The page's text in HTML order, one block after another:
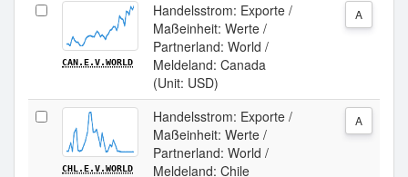
CAN.E.V.WORLD
Handelsstrom: Exporte /
Maßeinheit: Werte /
Partnerland: World /
Meldeland: Canada
(Unit: USD)
A
CHL.E.V.WORLD
Handelsstrom: Exporte /
Maßeinheit: Werte /
Partnerland: World /
Meldeland: Chile
A